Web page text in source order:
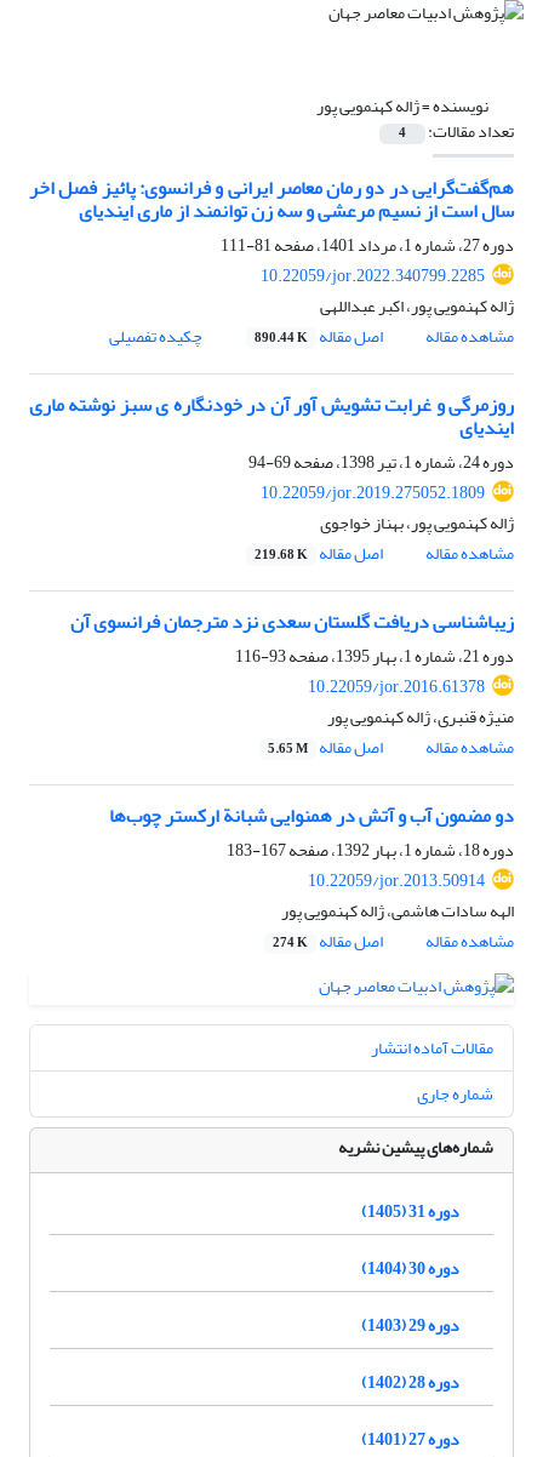
نویسنده =ژاله کهنمویی پور
تعداد مقالات: 4
هم‌گفت‌گرایی در دو رمان معاصر ایرانی و فرانسوی: پائیز فصل اخر
سال است از نسیم مرعشی و سه زن توانمند از ماری ایندیای
دوره 27، شماره 1، مرداد 1401، صفحه
81-111
10.22059/jor.2022.340799.2285
ژاله کهنمویی پور، اکبر عبداللهی
مشاهده مقاله
اصل مقاله 890.44 K چکیده تفصیلی
روزمرگی و غرابت تشویش آور آن در خودنگاره ی سبز نوشته ماری
ایندیای
دوره 24، شماره 1، تیر 1398، صفحه
69-94
10.22059/jor.2019.275052.1809
ژاله کهنمویی پور، بهناز خواجوی
مشاهده مقاله
اصل مقاله 219.68 K
زیباشناسی دریافت گلستان سعدی نزد مترجمان فرانسوی آن
دوره 21، شماره 1، بهار 1395، صفحه
93-116
10.22059/jor.2016.61378
منیژه قنبری، ژاله کهنمویی پور
مشاهده مقاله
اصل مقاله 5.65 M
دو مضمون آب و آتش در همنوایی شبانة ارکستر چوب‌ها
دوره 18، شماره 1، بهار 1392، صفحه
167-183
10.22059/jor.2013.50914
الهه سادات هاشمی، ژاله کهنمویی پور
مشاهده مقاله
اصل مقاله 274 K
مقالات آماده انتشار
شماره جاری
شماره‌های پیشین نشریه
دوره 31 (1405)
دوره 30 (1404)
دوره 29 (1403)
دوره 28 (1402)
دوره 27 (1401)